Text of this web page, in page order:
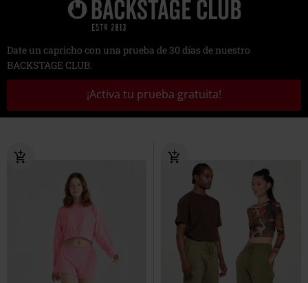
Date un capricho con una prueba de 30 días de nuestro
BACKSTAGE CLUB.
¡Activa tu prueba gratuita!